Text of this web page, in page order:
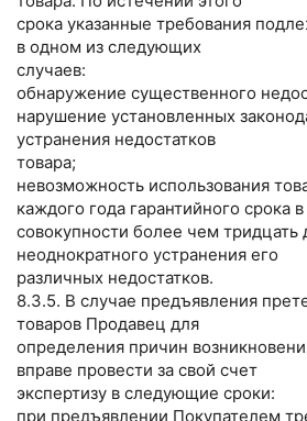
срока указанные требования
в одном из следующих
случаев:
обнаружение существенного
нарушение установленных
устранения недостатков
товара;
невозможность использования
каждого года гарантийного срока в
совокупности более чем тридцать
неоднократного устранения его
различных недостатков.
8.3.5. В случае предъявления
товаров Продавец для
определения причин
вправе провести за свой счет
экспертизу в следующие сроки:
при предъявлении Покупателем